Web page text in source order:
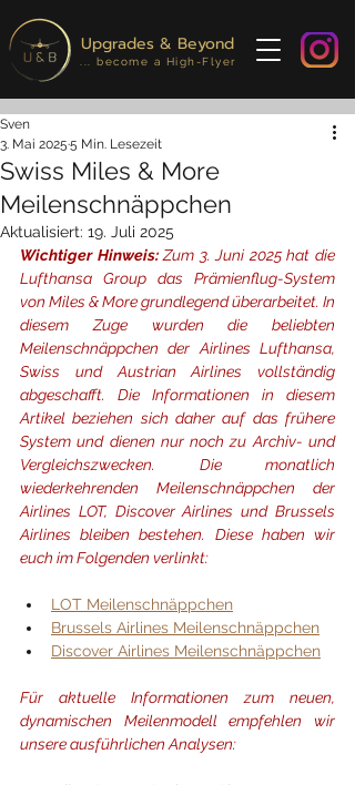
Upgrades & Beyond
... become a High-Flyer
Swiss Miles & More
Meilenschnäppchen
Sven
3. Mai 2025 5 Min. Lesezeit
Aktualisiert: 19. Juli 2025
Wichtiger Hinweis: Zum 3. Juni 2025 hat die
Lufthansa Group das Prämienflug-System
von Miles & More grundlegend überarbeitet. In
diesem Zuge wurden die beliebten
Meilenschnäppchen der Airlines Lufthansa,
Swiss und Austrian Airlines vollständig
abgeschafft. Die Informationen in diesem
Artikel beziehen sich daher auf das frühere
System und dienen nur noch zu Archiv- und
Vergleichszwecken. Die monatlich
wiederkehrenden Meilenschnäppchen der
Airlines LOT, Discover Airlines und Brussels
Airlines bleiben bestehen. Diese haben wir
euch im Folgenden verlinkt:
LOT Meilenschnäppchen
Brussels Airlines Meilenschnäppchen
Discover Airlines Meilenschnäppchen
Für aktuelle Informationen zum neuen,
dynamischen Meilenmodell empfehlen wir
unsere ausführlichen Analysen: